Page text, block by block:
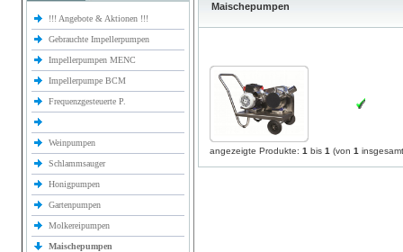
!!! Angebote & Aktionen !!!
Gebrauchte Impellerpumpen
Impellerpumpen MENC
Impellerpumpe BCM
Frequenzgesteuerte P.
Weinpumpen
Schlammsauger
Honigpumpen
Gartenpumpen
Molkereipumpen
Maischepumpen
Maischepumpen
angezeigte Produkte: 1 bis 1 (von 1